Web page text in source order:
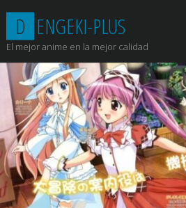
contenido
D ENGEKI-PLUS
El mejor anime en la mejor calidad